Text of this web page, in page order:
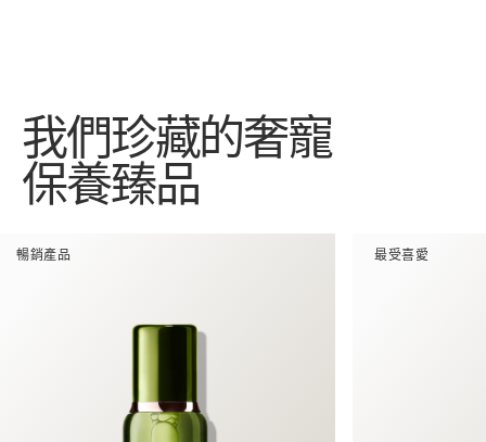
我們珍藏的奢寵
保養臻品
暢銷產品 最受喜愛